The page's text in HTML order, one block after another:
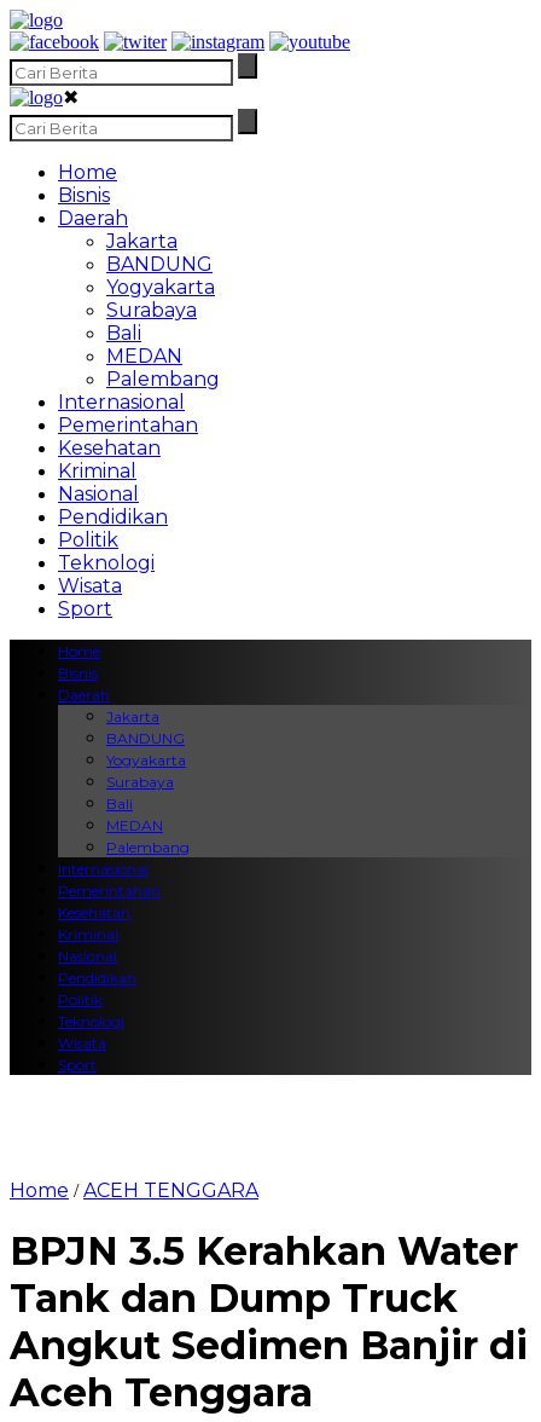
✖
Home
Bisnis
Daerah
Jakarta
BANDUNG
Yogyakarta
Surabaya
Bali
MEDAN
Palembang
Internasional
Pemerintahan
Kesehatan
Kriminal
Nasional
Pendidikan
Politik
Teknologi
Wisata
Sport
Home
Bisnis
Daerah
Jakarta
BANDUNG
Yogyakarta
Surabaya
Bali
MEDAN
Palembang
Internasional
Pemerintahan
Kesehatan
Kriminal
Nasional
Pendidikan
Politik
Teknologi
Wisata
Sport
Home /ACEH TENGGARA
BPJN 3.5 Kerahkan Water
Tank dan Dump Truck
Angkut Sedimen Banjir di
Aceh Tenggara